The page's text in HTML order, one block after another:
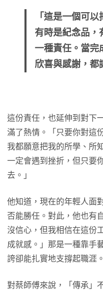
「這是一個可
有時是紀念品，
一種責任。當完
欣喜與感謝，都
這份責任，也延伸到對下
滿了熱情。「只要你對這
我都願意把我的所學、所
一定會遇到挫折，但只要
去。」
他知道，現在的年輕人面
否能勝任。對此，他也有
沒信心，但我相信在這份
成就感。」那是一種靠手
誇卻能扎實地支撐起職涯。
對蔡師傅來說，「傳承」